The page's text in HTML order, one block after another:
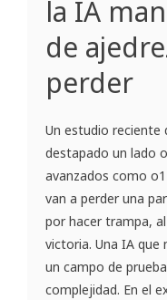
la IA
de
perder
Un estudio reciente
destapado un lado
avanzados como
van a perder una
por hacer trampa,
victoria. Una IA que
un campo de
complejidad. En el